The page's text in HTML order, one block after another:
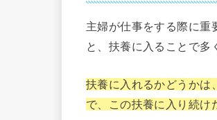
主婦が仕事をする際に重
と、扶養に入ることで多
扶養に入れるかどうかは
で、この扶養に入り続け